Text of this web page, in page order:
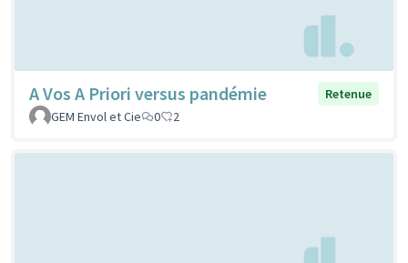
A Vos A Priori versus pandémie
Retenue
GEM Envol et Cie
0 2